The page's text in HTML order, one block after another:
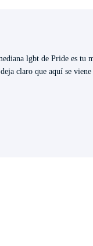
lgbt de Pride es tu
claro que aquí se